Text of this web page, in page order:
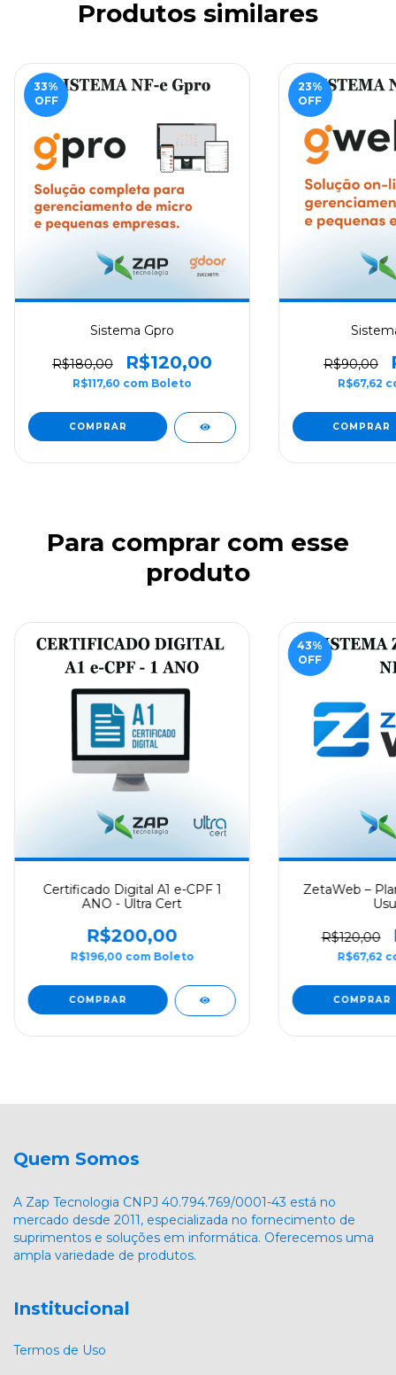
Produtos similares
33%
OFF
Sistema Gpro
R$180,00 R$120,00
R$117,60 com Boleto
23%
OFF
R$90,00
R$67,62
Para comprar com esse
produto
Certificado Digital A1 e-CPF 1
ANO - Ultra Cert
R$200,00
R$196,00 com Boleto
43%
OFF
ZetaWeb –
R$120,00
R$67,62
Quem Somos
A Zap Tecnologia CNPJ 40.794.769/0001-43 está no
mercado desde 2011, especializada no fornecimento de
suprimentos e soluções em informática. Oferecemos uma
ampla variedade de produtos.
Institucional
Termos de Uso